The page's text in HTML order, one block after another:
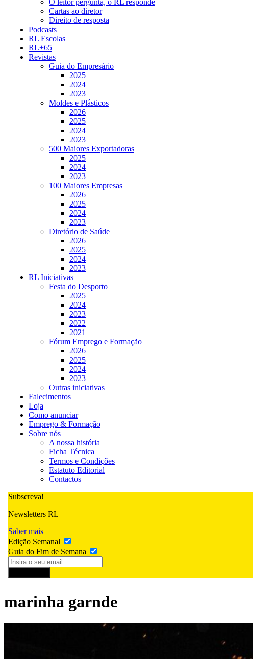
Cartas ao diretor
Direito de resposta
Podcasts
RL Escolas
RL+65
Revistas
Guia do Empresário
2025
2024
2023
Moldes e Plásticos
2026
2025
2024
2023
500 Maiores Exportadoras
2025
2024
2023
100 Maiores Empresas
2026
2025
2024
2023
Diretório de Saúde
2026
2025
2024
2023
RL Iniciativas
Festa do Desporto
2025
2024
2023
2022
2021
Fórum Emprego e Formação
2026
2025
2024
2023
Outras iniciativas
Falecimentos
Loja
Como anunciar
Emprego & Formação
Sobre nós
A nossa história
Ficha Técnica
Termos e Condições
Estatuto Editorial
Contactos
Subscreva!
Newsletters RL
Saber mais
Edição Semanal
Guia do Fim de Semana
marinha garnde